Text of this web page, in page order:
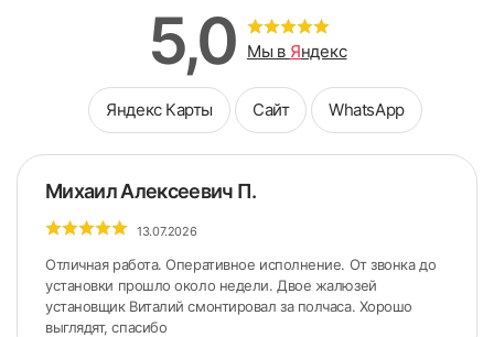
5,0 Мы в Яндекс
Яндекс Карты Сайт WhatsApp
Михаил Алексеевич П.
13.07.2026
Отличная работа. Оперативное исполнение. От звонка до
установки прошло около недели. Двое жалюзей
установщик Виталий смонтировал за полчаса. Хорошо
выглядят, спасибо